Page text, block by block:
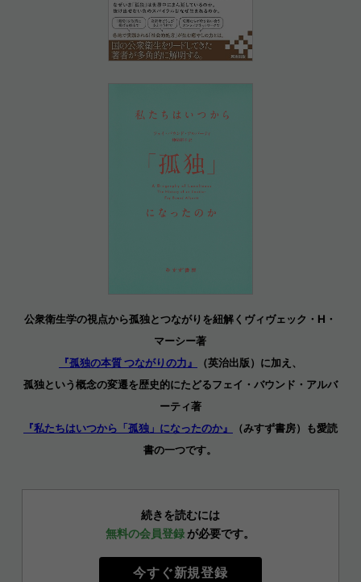
公衆衛生学の視点から孤独とつながりを紐解くヴィヴェック・H・
マーシー著
『孤独の本質 つながりの力』
（英治出版）に加え、
孤独という概念の変遷を歴史的にたどるフェイ・バウンド・アルバ
ーティ著
『私たちはいつから「孤独」になったのか』
（みすず書房）も愛読
書の一つです。
続きを読むには
無料の会員登録 が必要です。
今すぐ新規登録